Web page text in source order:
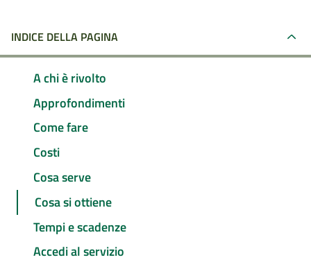
INDICE DELLA PAGINA
A chi è rivolto
Approfondimenti
Come fare
Costi
Cosa serve
Cosa si ottiene
Tempi e scadenze
Accedi al servizio